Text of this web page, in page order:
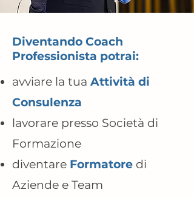
Diventando Coach
Professionista potrai:
avviare la tua Attività di
Consulenza
lavorare presso Società di
Formazione
diventare Formatore di
Aziende e Team